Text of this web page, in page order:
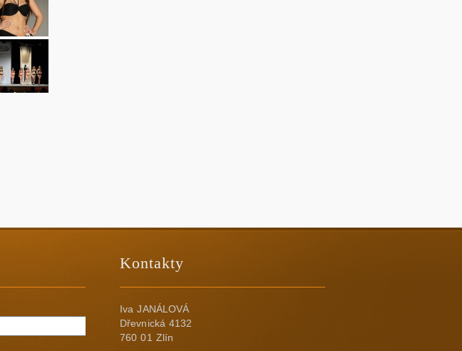
Kontakty
Iva JANÁLOVÁ
Dřevnická 4132
760 01 Zlín